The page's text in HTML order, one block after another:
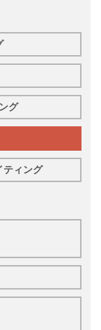
グ
ティング